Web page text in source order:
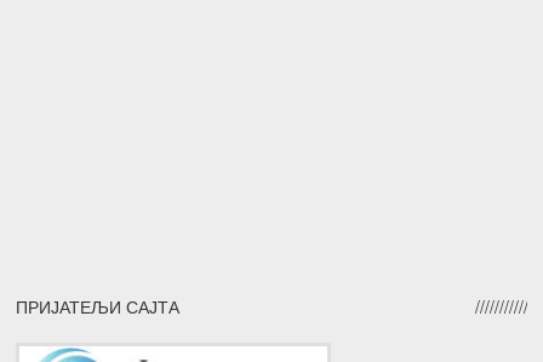
ПРИЈАТЕЉИ САЈТА